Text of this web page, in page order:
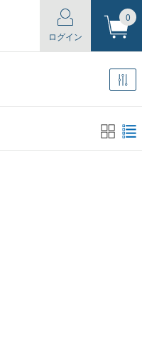
ログイン
0